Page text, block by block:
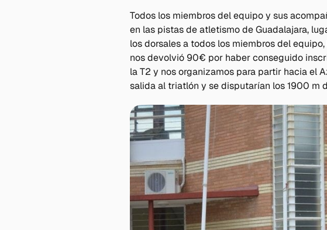
Todos los miembros del equipo y sus
en las pistas de atletismo de Guadalajara,
los dorsales a todos los miembros del
nos devolvió 90€ por haber conseguido
la T2 y nos organizamos para partir hacia el
salida al triatlón y se disputarían los 1900 m